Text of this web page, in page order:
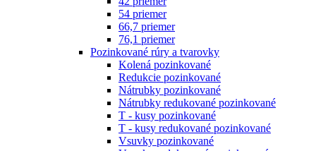
54 priemer
66,7 priemer
76,1 priemer
Pozinkované rúry a tvarovky
Kolená pozinkované
Redukcie pozinkované
Nátrubky pozinkované
Nátrubky redukované pozinkované
T - kusy pozinkované
T - kusy redukované pozinkované
Vsuvky pozinkované